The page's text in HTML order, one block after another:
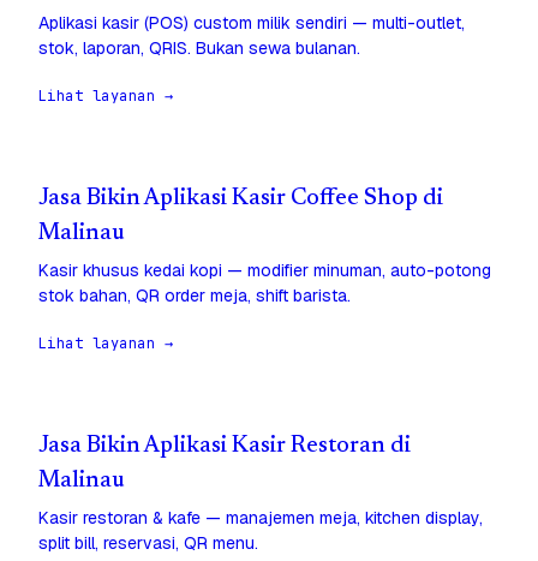
Aplikasi kasir (POS) custom milik sendiri — multi-outlet,
stok, laporan, QRIS. Bukan sewa bulanan.
Lihat layanan →
Jasa Bikin Aplikasi Kasir Coffee Shop di
Malinau
Kasir khusus kedai kopi — modifier minuman, auto-potong
stok bahan, QR order meja, shift barista.
Lihat layanan →
Jasa Bikin Aplikasi Kasir Restoran di
Malinau
Kasir restoran & kafe — manajemen meja, kitchen display,
split bill, reservasi, QR menu.